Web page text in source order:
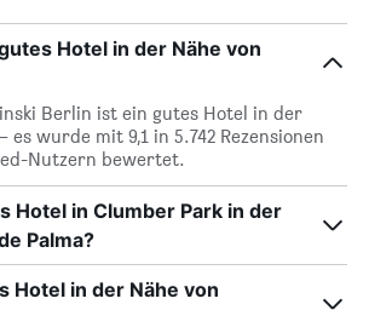
Hotel in der Nähe von
Berlin ist ein gutes Hotel in der
es wurde mit 9,1 in 5.742 Rezensionen
Nutzern bewertet.
Hotel in Clumber Park in der
Palma?
Hotel in der Nähe von